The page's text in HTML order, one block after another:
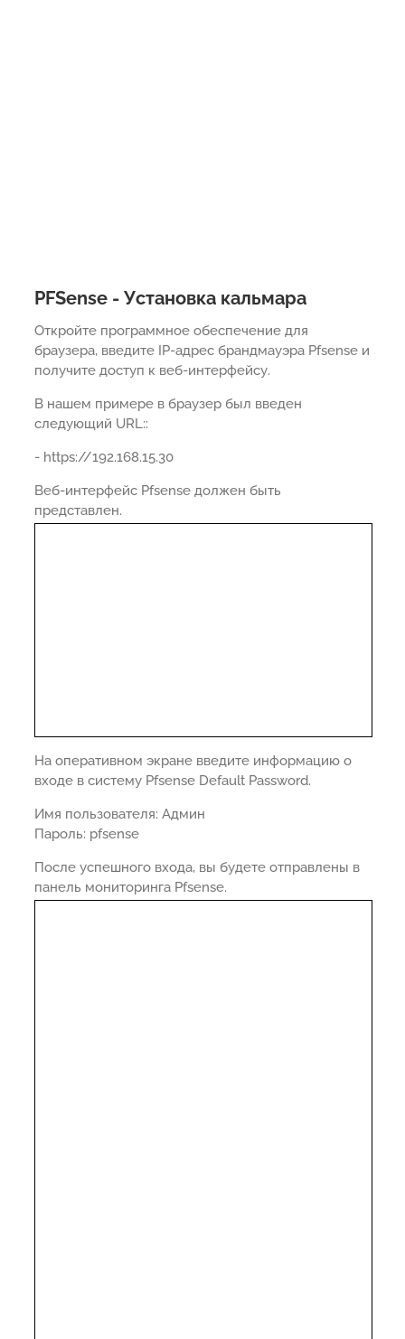
PFSense - Установка кальмара
Откройте программное обеспечение для
браузера, введите IP-адрес брандмауэра Pfsense и
получите доступ к веб-интерфейсу.
В нашем примере в браузер был введен
следующий URL::
- https://192.168.15.30
Веб-интерфейс Pfsense должен быть
представлен.
На оперативном экране введите информацию о
входе в систему Pfsense Default Password.
Имя пользователя: Админ
Пароль: pfsense
После успешного входа, вы будете отправлены в
панель мониторинга Pfsense.